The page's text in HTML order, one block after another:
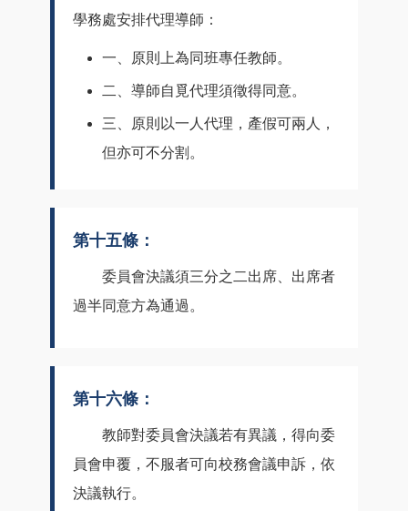
學務處安排代理導師：
一、原則上為同班專任教師。
二、導師自覓代理須徵得同意。
三、原則以一人代理，產假可兩人，
但亦可不分割。
第十五條：
委員會決議須三分之二出席、出席者
過半同意方為通過。
第十六條：
教師對委員會決議若有異議，得向委
員會申覆，不服者可向校務會議申訴，依
決議執行。